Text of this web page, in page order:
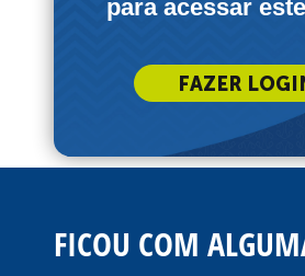
para acessar
FICOU COM